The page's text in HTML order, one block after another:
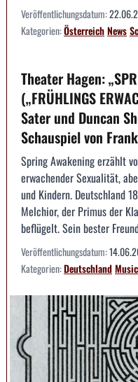
Veröffentlichungsdatum:
Kategorien:ÖsterreichNews
Theater Hagen:
(„FRÜHLINGS
Sater und Duncan
Schauspiel von
Spring Awakening erzählt
erwachender Sexualität,
und Kindern. Deutschland
Melchior, der Primus der
beflügelt. Sein bester
Veröffentlichungsdatum:
Kategorien:Deutschland